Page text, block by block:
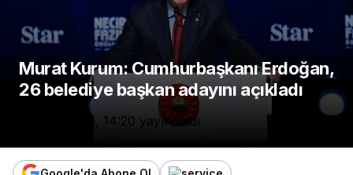
Murat Kurum: Cumhurbaşkanı Erdoğan,
26 belediye başkan adayını açıkladı
8 Ocak 2024, 14:20 yayınlandı